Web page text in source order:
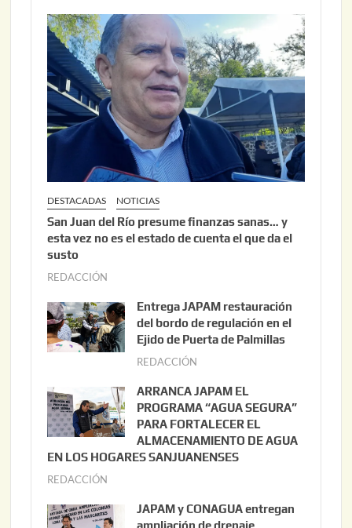
DESTACADAS NOTICIAS
San Juan del Río presume finanzas sanas… y
esta vez no es el estado de cuenta el que da el
susto
REDACCIÓN
o
s
t
3
,
2
0
Entrega JAPAM restauración
del bordo de regulación en el
Ejido de Puerta de Palmillas
REDACCIÓN
i
o
2
2
ARRANCA JAPAM EL
PROGRAMA “AGUA SEGURA”
PARA FORTALECER EL
ALMACENAMIENTO DE AGUA
EN LOS HOGARES SANJUANENSES
REDACCIÓN
l
JAPAM y CONAGUA entregan
ampliación de drenaje